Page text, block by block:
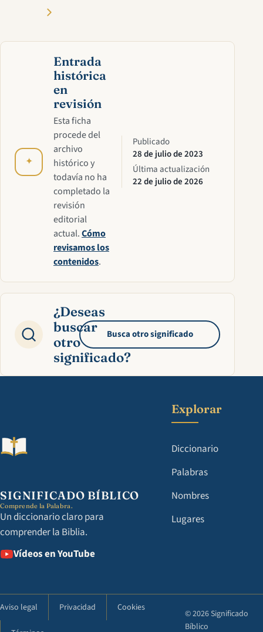
✦
Entrada
histórica
en
revisión
Esta ficha
procede del
archivo
histórico y
todavía no ha
completado la
revisión
editorial
actual.Cómo
revisamos los
contenidos.
Publicado
28 de julio de 2023
Última actualización
22 de julio de 2026
¿Deseas
buscar
otro
significado?
Busca otro significado
SIGNIFICADO BÍBLICO
Comprende la Palabra.
Un diccionario claro para
comprender la Biblia.
Vídeos en YouTube
Explorar
Diccionario
Palabras
Nombres
Lugares
Aviso legal Privacidad Cookies
© 2026 Significado
Bíblico